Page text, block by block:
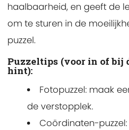
haalbaarheid, en geeft de
om te sturen in de
puzzel.
Puzzeltips (voor in of bij
hint):
Fotopuzzel: maak
de verstopplek.
Coördinaten-